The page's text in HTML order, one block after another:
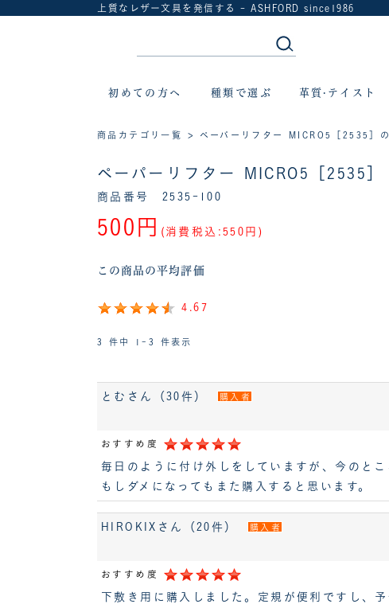
上質なレザー文具を発信する - ASHFORD since1986
初めての方へ 種類で選ぶ 革質·テイスト
商品カテゴリ一覧 > ペーパーリフター MICRO5［2535］の
ペーパーリフター MICRO5［2535］
商品番号 2535-100
500円 (消費税込:550円)
この商品の平均評価
4.67
3 件中 1-3 件表示
とむさん（30件） 購入者
おすすめ度
毎日のように付け外しをしていますが、今のと
もしダメになってもまた購入すると思います。
HIROKIXさん（20件） 購入者
おすすめ度
下敷き用に購入しました。定規が便利ですし、